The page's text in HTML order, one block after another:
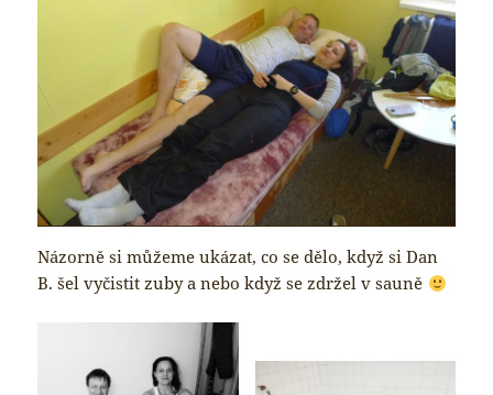
Názorně si můžeme ukázat, co se dělo, když si Dan
B. šel vyčistit zuby a nebo když se zdržel v sauně